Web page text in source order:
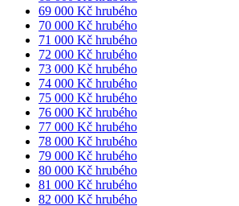
69 000 Kč hrubého
70 000 Kč hrubého
71 000 Kč hrubého
72 000 Kč hrubého
73 000 Kč hrubého
74 000 Kč hrubého
75 000 Kč hrubého
76 000 Kč hrubého
77 000 Kč hrubého
78 000 Kč hrubého
79 000 Kč hrubého
80 000 Kč hrubého
81 000 Kč hrubého
82 000 Kč hrubého